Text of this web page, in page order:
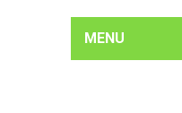
MENU